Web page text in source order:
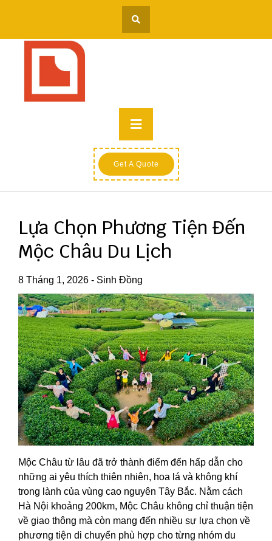
Primary
Menu
Get A Quote
Lựa Chọn Phương Tiện Đến
Mộc Châu Du Lịch
8 Tháng 1, 2026 - Sinh Đồng
Mộc Châu từ lâu đã trở thành điểm đến hấp dẫn cho
những ai yêu thích thiên nhiên, hoa lá và không khí
trong lành của vùng cao nguyên Tây Bắc. Nằm cách
Hà Nội khoảng 200km, Mộc Châu không chỉ thuận tiện
về giao thông mà còn mang đến nhiều sự lựa chọn về
phương tiện di chuyển phù hợp cho từng nhóm du